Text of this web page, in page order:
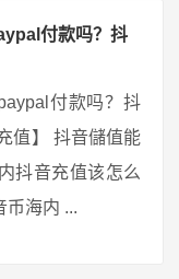
付款吗？抖
付款吗？抖
值】 抖音儲值能
抖音充值该怎么
币海内 ...